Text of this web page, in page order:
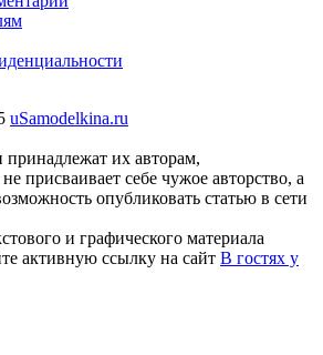
uSamodelkina.ru
их авторам,
присваивает себе чужое авторство, а
опубликовать статью в сети
и графического материала
активную ссылку на сайт В гостях у